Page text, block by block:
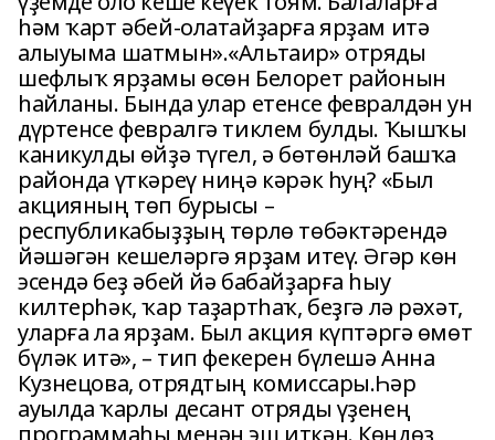
һәм ҡарт әбей-олатайҙарға ярҙам итә
алыуыма шатмын».«Альтаир» отряды
шефлыҡ ярҙамы өсөн Белорет районын
һайланы. Бында улар етенсе февралдән ун
дүртенсе февралгә тиклем булды. Ҡышҡы
каникулды өйҙә түгел, ә бөтөнләй башҡа
районда үткәреү ниңә кәрәк һуң? «Был
акцияның төп бурысы –
республикабыҙҙың төрлө төбәктәрендә
йәшәгән кешеләргә ярҙам итеү. Әгәр көн
эсендә беҙ әбей йә бабайҙарға һыу
килтерһәк, ҡар таҙартһаҡ, беҙгә лә рәхәт,
уларға ла ярҙам. Был акция күптәргә өмөт
бүләк итә», – тип фекерен бүлешә Анна
Кузнецова, отрядтың комиссары.Һәр
ауылда ҡарлы десант отряды үҙенең
программаһы менән эш иткән. Көндөҙ